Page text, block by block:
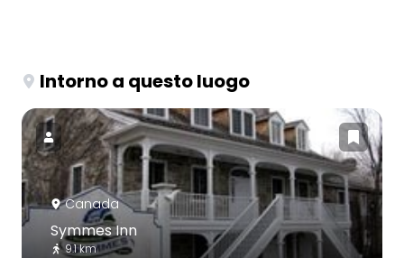
Intorno a questo luogo
Canada
Symmes Inn
9.1 km